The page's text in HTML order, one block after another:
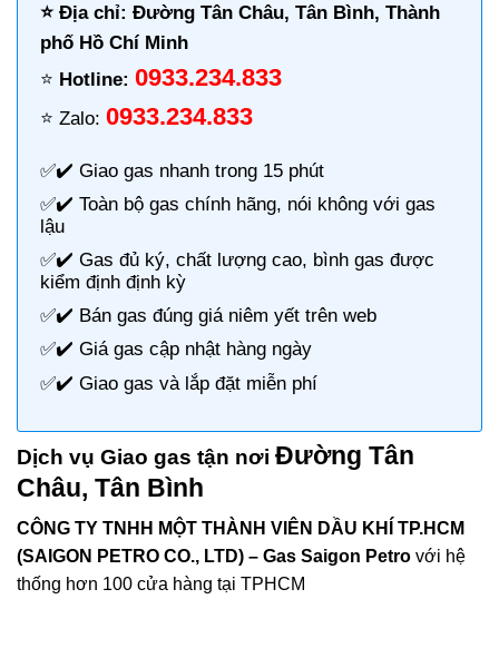
⭐️ Địa chỉ: Đường Tân Châu, Tân Bình, Thành
phố Hồ Chí Minh
⭐️ Hotline: 0933.234.833
⭐️ Zalo: 0933.234.833
✅✔️ Giao gas nhanh trong 15 phút
✅✔️ Toàn bộ gas chính hãng, nói không với gas
lậu
✅✔️ Gas đủ ký, chất lượng cao, bình gas được
kiểm định định kỳ
✅✔️ Bán gas đúng giá niêm yết trên web
✅✔️ Giá gas cập nhật hàng ngày
✅✔️ Giao gas và lắp đặt miễn phí
Dịch vụ Giao gas tận nơi Đường Tân
Châu, Tân Bình
CÔNG TY TNHH MỘT THÀNH VIÊN DẦU KHÍ TP.HCM
(SAIGON PETRO CO., LTD) – Gas Saigon Petro với hệ
thống hơn 100 cửa hàng tại TPHCM